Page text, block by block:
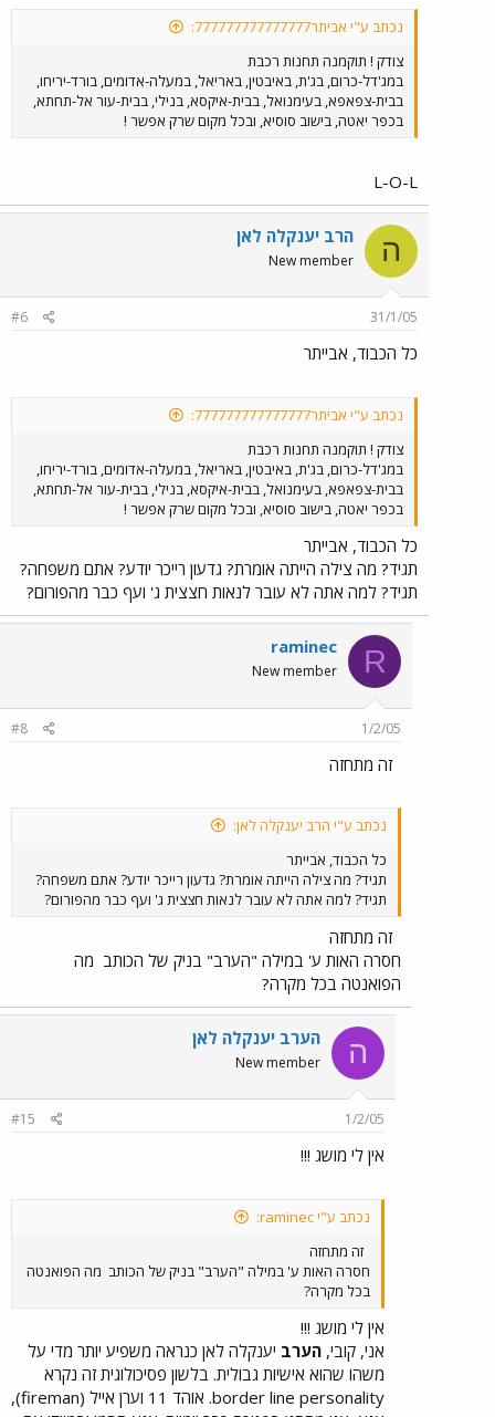
נכתב ע"י אביתר777777777777777:
צודק ! תוקמנה תחנות רכבת
במג'דל-כרום, בג'ת, באיבטין, באריאל, במעלה-אדומים, בורד-יריחו,
בבית-צפאפא, בעימנואל, בבית-איקסא, בנילי, בבית-עור אל-תחתא,
בכפר יאטה, בישוב סוסיא, ובכל מקום שרק אפשר !
L-O-L
ה הרב יענקלה לאן
New member
31/1/05
#6
כל הכבוד, אבייתר
נכתב ע"י אביתר777777777777777:
צודק ! תוקמנה תחנות רכבת
במג'דל-כרום, בג'ת, באיבטין, באריאל, במעלה-אדומים, בורד-יריחו,
בבית-צפאפא, בעימנואל, בבית-איקסא, בנילי, בבית-עור אל-תחתא,
בכפר יאטה, בישוב סוסיא, ובכל מקום שרק אפשר !
כל הכבוד, אבייתר
תגיד? מה צילה הייתה אומרת? גדעון רייכר יודע? אתם משפחה?
תגיד? למה אתה לא עובר לנאות חצצית ג' ועף כבר מהפורום?
R
raminec
New member
1/2/05
#8
זה מתחזה
נכתב ע"י הרב יענקלה לאן:
כל הכבוד, אבייתר
תגיד? מה צילה הייתה אומרת? גדעון רייכר יודע? אתם משפחה?
תגיד? למה אתה לא עובר לנאות חצצית ג' ועף כבר מהפורום?
זה מתחזה
חסרה האות ע' במילה "הערב" בניק של הכותב מה
הפואנטה בכל מקרה?
ה הערב יענקלה לאן
New member
1/2/05
#15
אין לי מושג !!!
נכתב ע"י raminec:
זה מתחזה
חסרה האות ע' במילה "הערב" בניק של הכותב מה הפואנטה
בכל מקרה?
אין לי מושג !!!
אני, קובי, הערב יענקלה לאן כנראה משפיע יותר מדי על
משהו שהוא אישיות גבולית. בלשון פסיכולוגית זה נקרא
border line personality. אוהד 11 וערן אייל (fireman),